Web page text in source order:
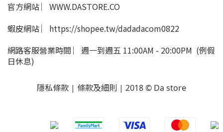
官方網站 ︳WWW.DASTORE.CO
蝦皮網站 ︳https://shopee.tw/dadadacom0822
網路客服營業時間 ︳週一到週五 11:00AM - 20:00PM (例假
日休息)
隱私條款 | 條款及細則 | 2018 © Da store